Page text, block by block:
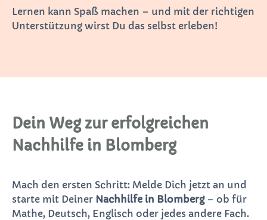
Lernen kann Spaß machen – und mit der richtigen
Unterstützung wirst Du das selbst erleben!
Dein Weg zur erfolgreichen
Nachhilfe in Blomberg
Mach den ersten Schritt: Melde Dich jetzt an und
starte mit Deiner Nachhilfe in Blomberg– ob für
Mathe, Deutsch, Englisch oder jedes andere Fach.